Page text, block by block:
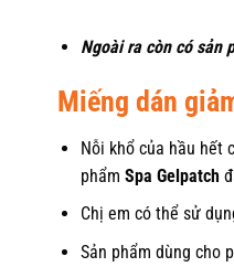
Ngoài ra còn có sản
Miếng dán
Nỗi khổ của hầu hết
phẩm Spa Gelpatch
Chị em có thể sử
Sản phẩm dùng cho